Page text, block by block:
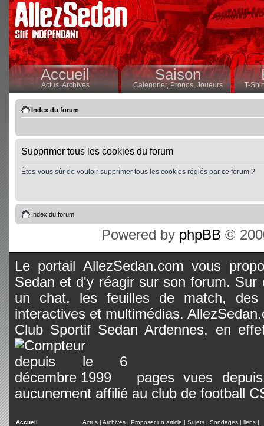
Accueil
Actus,Archives
Saison
Calendrier,Pronos, Joueurs T-
Index du forum
Supprimer tous les cookies du forum
Êtes-vous sûr de vouloir supprimer tous les cookies réglés par ce forum ?
Index du forum
Powered by phpBB ©
Le portail AllezSedan.com vous
Sedan et d'y réagir sur son forum.
un chat, les feuilles de match, des
interactives et multimédias.
Club Sportif Sedan Ardennes, en
pages vues
aucunement affilié au club de football
Accueil Actus | Archives | Proposer un article | Sujets | Sondages | liens |